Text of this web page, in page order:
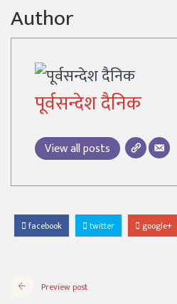
Author
पूर्वसन्देश दैनिक
View all posts
facebook twitter google+
Preview post